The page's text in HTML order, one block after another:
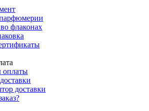
флаконах
оплаты
доставки